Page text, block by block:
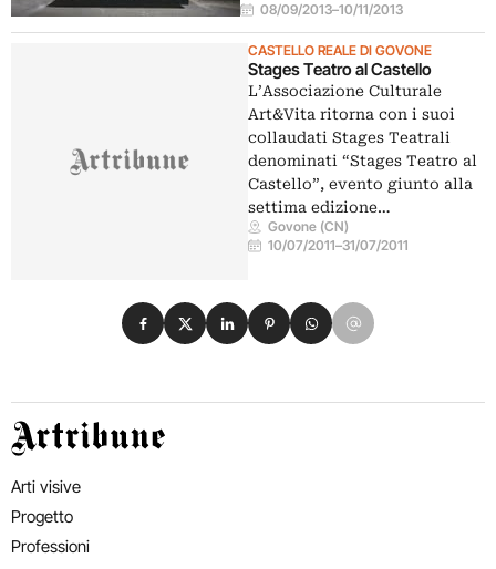
08/09/2013–10/11/2013
CASTELLO REALE DI GOVONE
Stages Teatro al Castello
L’Associazione Culturale
Art&Vita ritorna con i suoi
collaudati Stages Teatrali
denominati “Stages Teatro al
Castello”, evento giunto alla
settima edizione…
Govone (CN)
10/07/2011–31/07/2011
Condividi su Facebook
Condividi su X
Condividi su LinkedIn
Condividi su Pinterest
Condividi su WhatsApp
Condividi su Email
Artribune
Arti visive
Progetto
Professioni